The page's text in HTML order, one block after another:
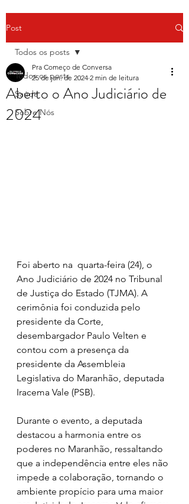
Post
Todos os posts
Saúde
Sobre Nós
Todos os posts
Aberto o Ano Judiciário de
2024
Pra Começo de Conversa
25 de jan. de 2024 2 min de leitura
Foi aberto na  quarta-feira (24), o
Ano Judiciário de 2024 no Tribunal
de Justiça do Estado (TJMA). A
cerimônia foi conduzida pelo
presidente da Corte,
desembargador Paulo Velten e
contou com a presença da
presidente da Assembleia
Legislativa do Maranhão, deputada
Iracema Vale (PSB).
Durante o evento, a deputada
destacou a harmonia entre os
poderes no Maranhão, ressaltando
que a independência entre eles não
impede a colaboração, tornando o
ambiente propício para uma maior